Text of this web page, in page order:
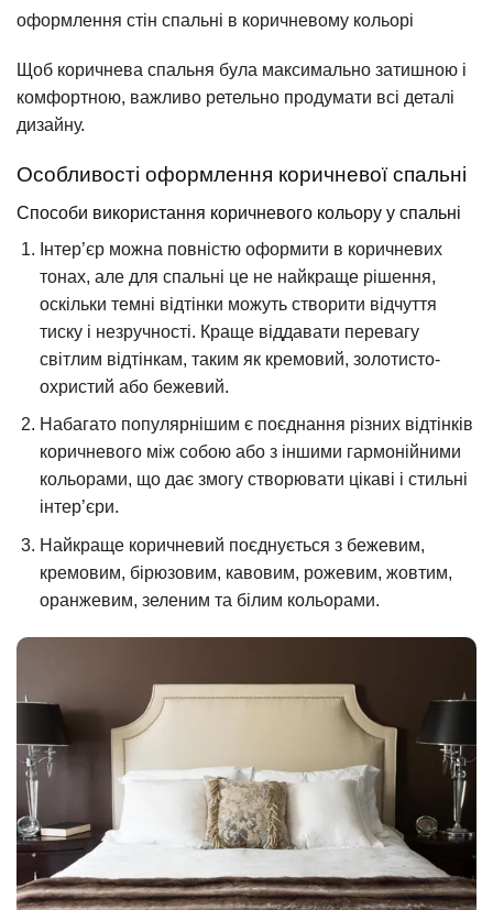
оформлення стін спальні в коричневому кольорі
Щоб коричнева спальня була максимально затишною і
комфортною, важливо ретельно продумати всі деталі
дизайну.
Особливості оформлення коричневої спальні
Способи використання коричневого кольору у спальні
Інтер’єр можна повністю оформити в коричневих
тонах, але для спальні це не найкраще рішення,
оскільки темні відтінки можуть створити відчуття
тиску і незручності. Краще віддавати перевагу
світлим відтінкам, таким як кремовий, золотисто-
охристий або бежевий.
Набагато популярнішим є поєднання різних відтінків
коричневого між собою або з іншими гармонійними
кольорами, що дає змогу створювати цікаві і стильні
інтер’єри.
Найкраще коричневий поєднується з бежевим,
кремовим, бірюзовим, кавовим, рожевим, жовтим,
оранжевим, зеленим та білим кольорами.